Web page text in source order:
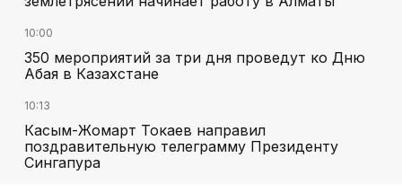
10:00
350 мероприятий за три дня проведут ко Дню
Абая в Казахстане
10:13
Касым-Жомарт Токаев направил
поздравительную телеграмму Президенту
Сингапура